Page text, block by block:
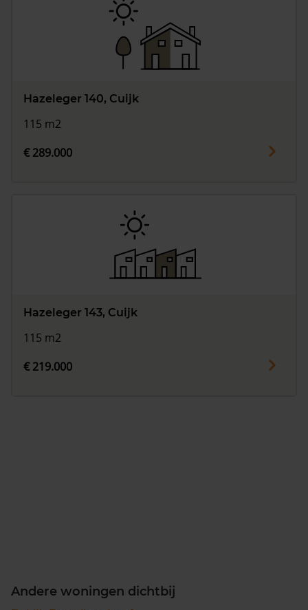
Hazeleger 140, Cuijk
115 m2
€ 289.000
Hazeleger 143, Cuijk
115 m2
€ 219.000
Andere woningen dichtbij